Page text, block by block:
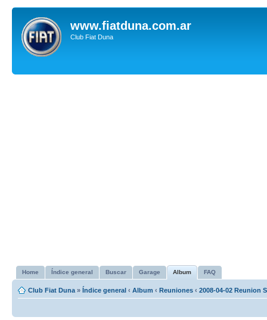
www.fiatduna.com.ar
Club Fiat Duna
Home Índice general Buscar Garage Album FAQ
Club Fiat Duna » Índice general ‹ Album ‹ Reuniones ‹ 2008-04-02 Reunion